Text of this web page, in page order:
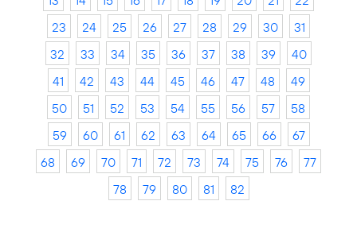
23
24 25 26 27 28 29 30
31
32
33 34 35 36 37 38 39
40
41
42 43 44 45 46 47 48
49
50
51 52 53 54 55 56 57
58
59
60 61 62 63 64 65 66
67
68
69 70 71 72 73 74 75 76
77
78
79 80 81 82